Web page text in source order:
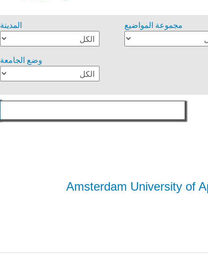
المدينة مجموعة المواضيع
وضع الجامعة
Amsterdam University of